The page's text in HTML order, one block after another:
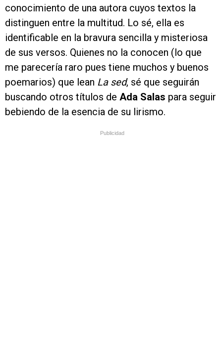
conocimiento de una autora cuyos textos la
distinguen entre la multitud. Lo sé, ella es
identificable en la bravura sencilla y misteriosa
de sus versos. Quienes no la conocen (lo que
me parecería raro pues tiene muchos y buenos
poemarios) que lean La sed, sé que seguirán
buscando otros títulos de Ada Salas para seguir
bebiendo de la esencia de su lirismo.
Publicidad